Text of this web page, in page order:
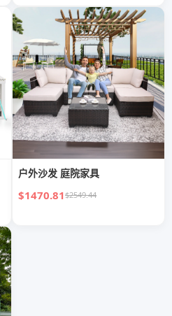
户外沙发 庭院家具
$1470.81$2549.44